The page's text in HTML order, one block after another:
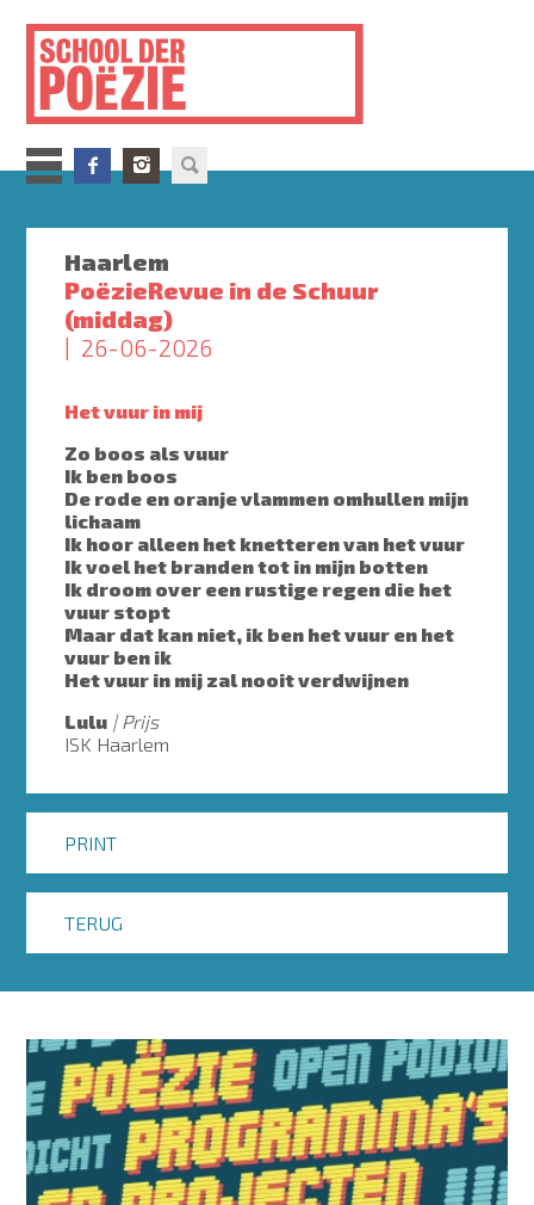
inhoud
gaan
Haarlem
PoëzieRevue in de Schuur
(middag)
26-06-2026
Het vuur in mij
Zo boos als vuur
Ik ben boos
De rode en oranje vlammen omhullen mijn
lichaam
Ik hoor alleen het knetteren van het vuur
Ik voel het branden tot in mijn botten
Ik droom over een rustige regen die het
vuur stopt
Maar dat kan niet, ik ben het vuur en het
vuur ben ik
Het vuur in mij zal nooit verdwijnen
Lulu
Prijs
ISK Haarlem
PRINT
TERUG